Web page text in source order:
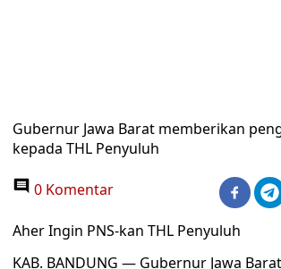
Gubernur Jawa Barat memberikan
kepada THL Penyuluh
0 Komentar
Aher Ingin PNS-kan THL Penyuluh
KAB. BANDUNG — Gubernur Jawa